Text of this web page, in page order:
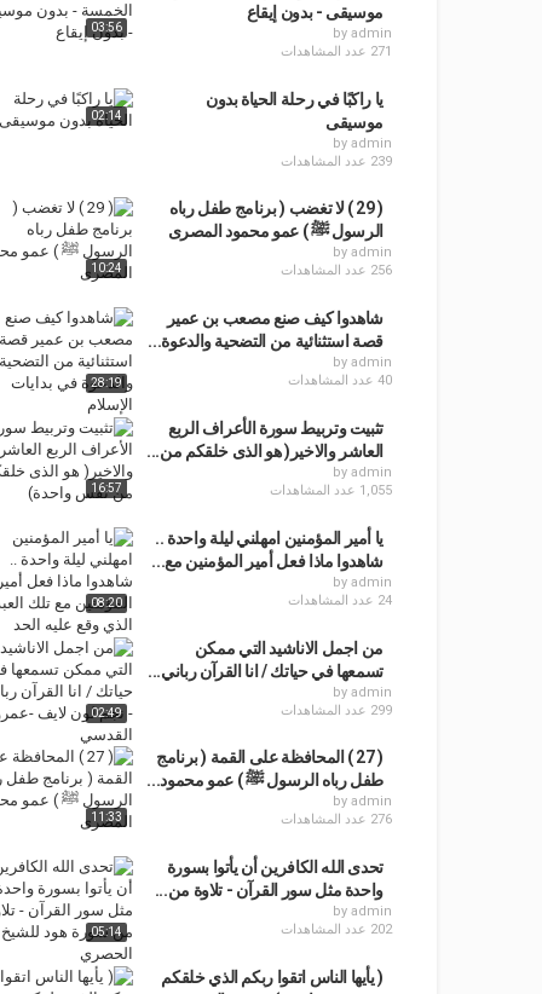
03:56
موسيقى - بدون إيقاع
by admin
271 عدد المشاهدات
02:14
يا راكبًا في رحلة الحياة بدون
موسيقى
by admin
239 عدد المشاهدات
10:24
( 29 ) لا تغضب ( برنامج طفل رباه
الرسول ﷺ ) عمو محمود المصرى
by admin
256 عدد المشاهدات
28:19
شاهدوا كيف صنع مصعب بن عمير
قصة استثنائية من التضحية والدعوة...
by admin
40 عدد المشاهدات
16:57
تثبيت وتربيط سورة الأعراف الربع
العاشر والاخير( هو الذى خلقكم من...
by admin
1,055 عدد المشاهدات
08:20
يا أمير المؤمنين امهلني ليلة واحدة ..
شاهدوا ماذا فعل أمير المؤمنين مع...
by admin
24 عدد المشاهدات
02:49
من اجمل الاناشيد التي ممكن
تسمعها في حياتك / انا القرآن رباني...
by admin
299 عدد المشاهدات
11:33
( 27 ) المحافظة على القمة ( برنامج
طفل رباه الرسول ﷺ ) عمو محمود...
by admin
276 عدد المشاهدات
05:14
تحدى الله الكافرين أن يأتوا بسورة
واحدة مثل سور القرآن - تلاوة من...
by admin
202 عدد المشاهدات
( يأيها الناس اتقوا ربكم الذي خلقكم